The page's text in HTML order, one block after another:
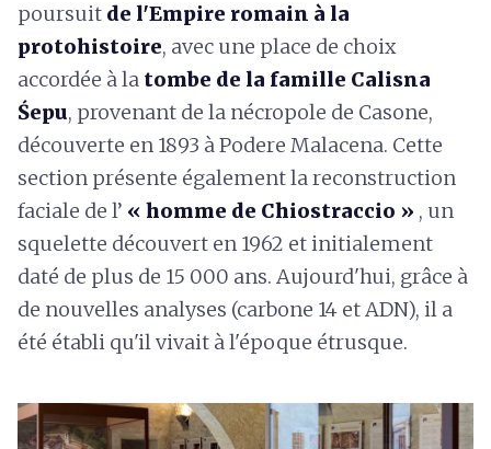
poursuit de l'Empire romain à la
protohistoire, avec une place de choix
accordée à la tombe de la famille Calisna
Śepu, provenant de la nécropole de Casone,
découverte en 1893 à Podere Malacena. Cette
section présente également la reconstruction
faciale de l’ « homme de Chiostraccio » , un
squelette découvert en 1962 et initialement
daté de plus de 15 000 ans. Aujourd'hui, grâce à
de nouvelles analyses (carbone 14 et ADN), il a
été établi qu'il vivait à l'époque étrusque.